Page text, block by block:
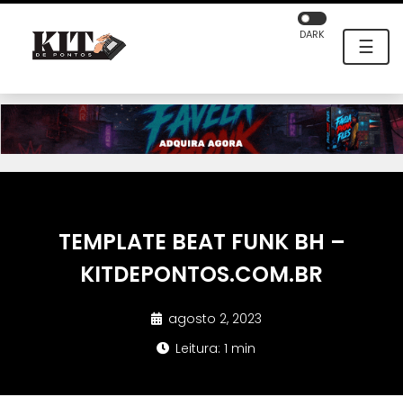
☰
DARK
TEMPLATE BEAT FUNK BH –
KITDEPONTOS.COM.BR
agosto 2, 2023
Leitura: 1 min